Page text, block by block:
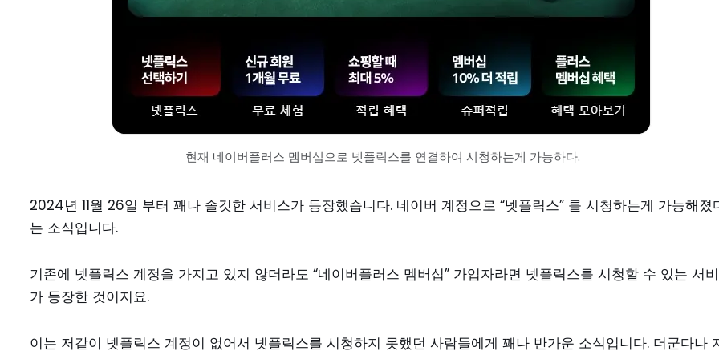
현재 네이버플러스 멤버십으로 넷플릭스를 연결하여 시청하는게 가능하다.
2024년 11월 26일 부터 꽤나 솔깃한 서비스가 등장했습니다. 네이버 계정으로 “넷플릭스” 를 시청하는게 가능해졌
는 소식입니다.
기존에 넷플릭스 계정을 가지고 있지 않더라도 “네이버플러스 멤버십” 가입자라면 넷플릭스를 시청할 수 있는 서
가 등장한 것이지요.
이는 저같이 넷플릭스 계정이 없어서 넷플릭스를 시청하지 못했던 사람들에게 꽤나 반가운 소식입니다. 더군다나